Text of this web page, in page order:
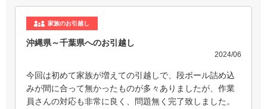
家族のお引越し
沖縄県～千葉県へのお引越し
2024/06
今回は初めて家族が増えての引越しで、段ボール詰め込
みが間に合って無かったものが多々ありましたが、作業
員さんの対応も非常に良く、問題無く完了致しました。